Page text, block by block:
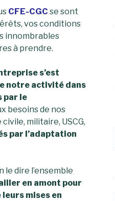
CFE-CGC se sont
vos conditions
innombrables
à prendre.
s’est
notre activité dans
par le
besoins de nos
militaire, USCG,
par l’adaptation
le dire l’ensemble
en amont pour
mises en